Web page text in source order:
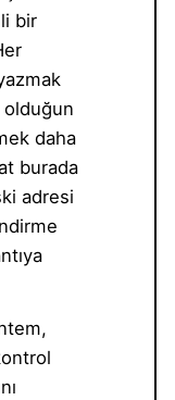
bir
daha
burada
adresi